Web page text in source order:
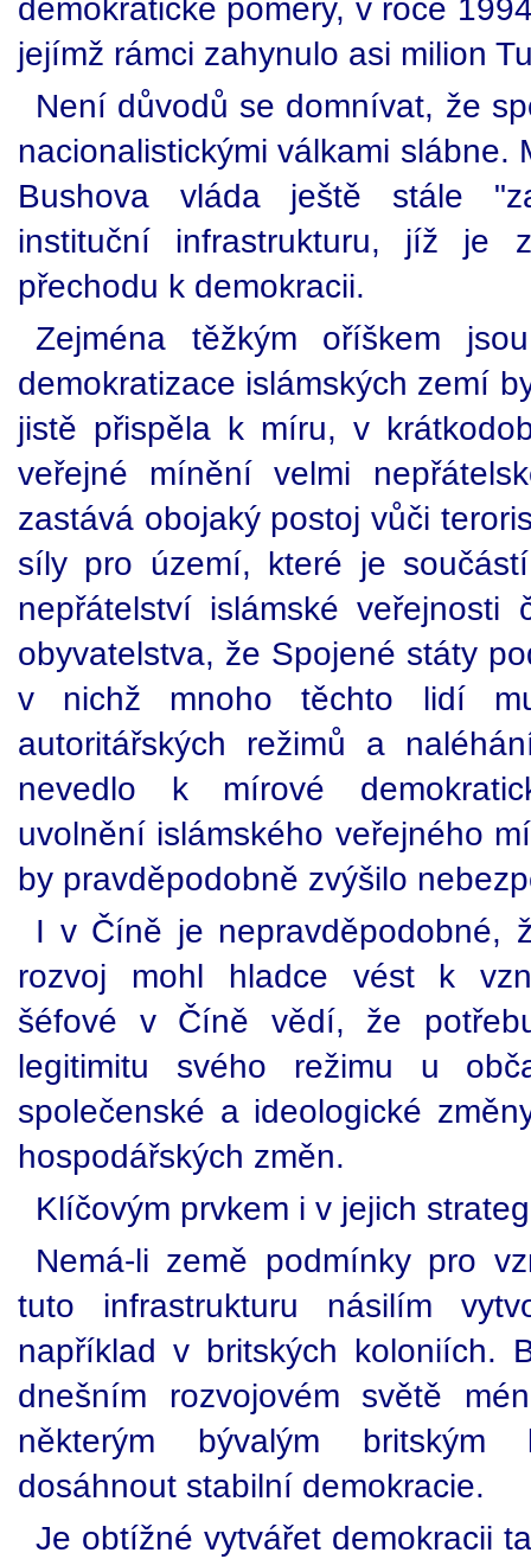
demokratické poměry, v roce
jejímž rámci zahynulo asi milion
Není důvodů se domnívat, že
nacionalistickými válkami slábne.
Bushova vláda ještě stále
instituční infrastrukturu, jíž je
přechodu k demokracii.
Zejména těžkým oříškem
demokratizace islámských zemí
jistě přispěla k míru, v
veřejné mínění velmi
zastává obojaký postoj vůči
síly pro území, které je
nepřátelství islámské veřejnosti
obyvatelstva, že Spojené státy
v nichž mnoho těchto lidí
autoritářských režimů a
nevedlo k mírové
uvolnění islámského veřejného
by pravděpodobně zvýšilo
I v Číně je nepravděpodobné,
rozvoj mohl hladce vést k
šéfové v Číně vědí, že
legitimitu svého režimu u
společenské a ideologické
hospodářských změn.
Klíčovým prvkem i v jejich
Nemá-li země podmínky pro
tuto infrastrukturu násilím
například v britských koloniích.
dnešním rozvojovém světě
některým bývalým britským
dosáhnout stabilní demokracie.
Je obtížné vytvářet demokracii